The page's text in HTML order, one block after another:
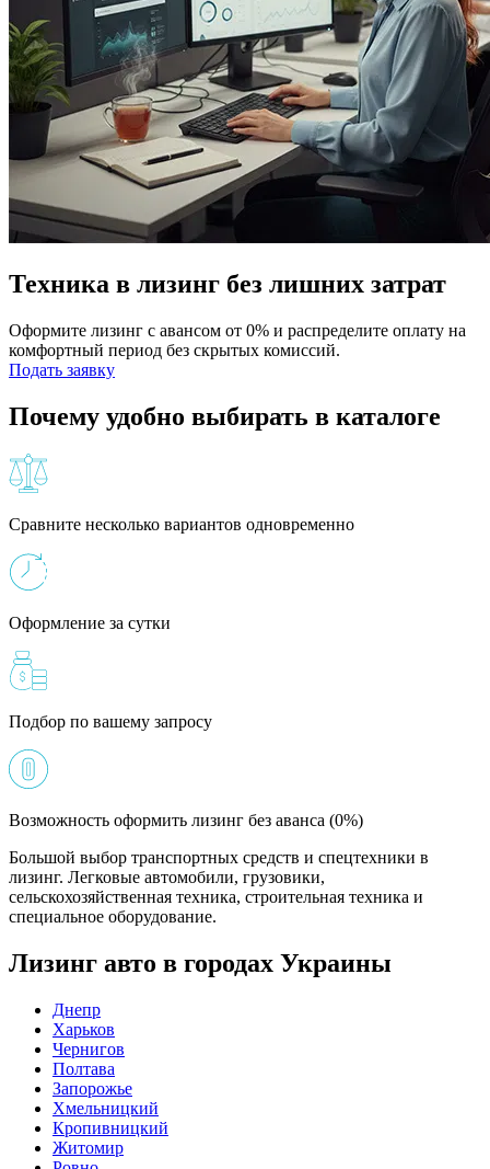
Техника в лизинг без лишних затрат
Оформите лизинг с авансом от 0% и распределите оплату на
комфортный период без скрытых комиссий.
Подать заявку
Почему удобно выбирать в каталоге
Сравните несколько вариантов одновременно
Оформление за сутки
Подбор по вашему запросу
Возможность оформить лизинг без аванса (0%)
Большой выбор транспортных средств и спецтехники в
лизинг. Легковые автомобили, грузовики,
сельскохозяйственная техника, строительная техника и
специальное оборудование.
Лизинг авто в городах Украины
Днепр
Харьков
Чернигов
Полтава
Запорожье
Хмельницкий
Кропивницкий
Житомир